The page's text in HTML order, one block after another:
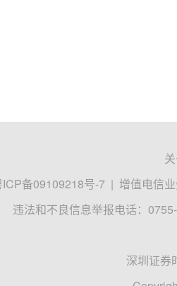
ICP备09109218号-7 | 增值电信
违法和不良信息举报电话：
深圳证券